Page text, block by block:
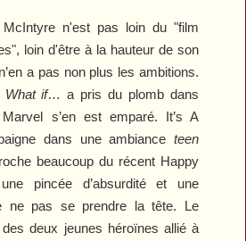
n'est pas loin du "film
loin d'être à la hauteur de son
a pas non plus les ambitions.
What if… a pris du plomb dans
s’en est emparé. It’s A
dans une ambiance teen
beaucoup du récent Happy
pincée d’absurdité et une
ne pas se prendre la tête. Le
deux jeunes héroïnes allié à